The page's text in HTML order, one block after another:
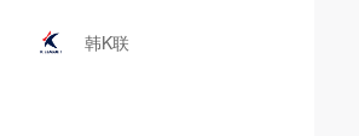
韩K联